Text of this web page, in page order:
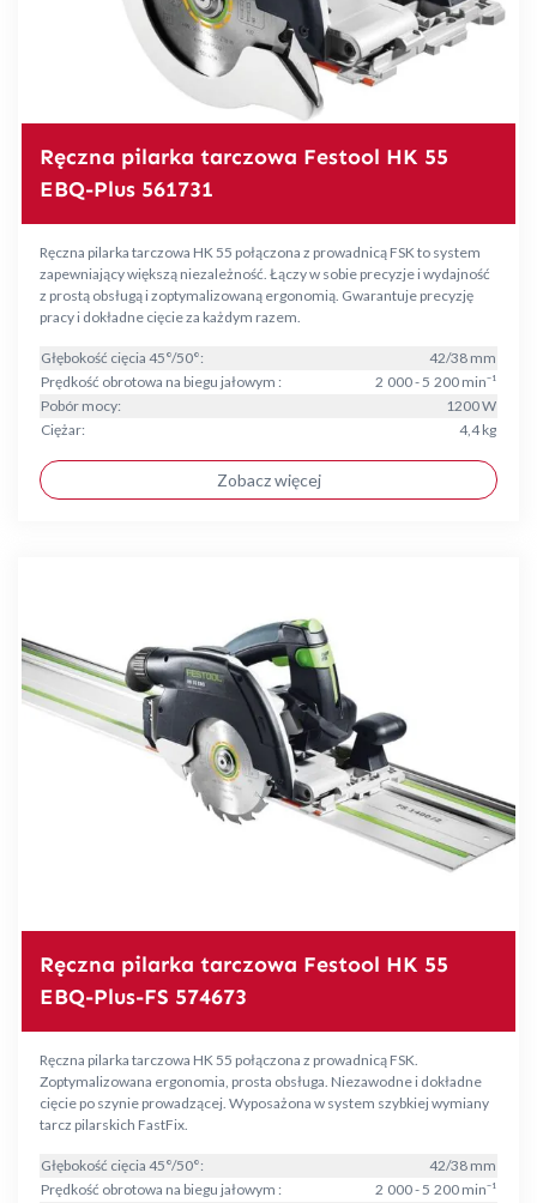
Ręczna pilarka tarczowa Festool HK 55
EBQ-Plus 561731
Ręczna pilarka tarczowa HK 55 połączona z prowadnicą FSK to system
zapewniający większą niezależność. Łączy w sobie precyzje i wydajność
z prostą obsługą i zoptymalizowaną ergonomią. Gwarantuje precyzję
pracy i dokładne cięcie za każdym razem.
Głębokość cięcia 45°/50°:
42/38 mm
Prędkość obrotowa na biegu jałowym :
2 000 - 5 200 min⁻¹
Pobór mocy:
1200 W
Ciężar:
4,4 kg
Zobacz więcej
Ręczna pilarka tarczowa Festool HK 55
EBQ-Plus-FS 574673
Ręczna pilarka tarczowa HK 55 połączona z prowadnicą FSK.
Zoptymalizowana ergonomia, prosta obsługa. Niezawodne i dokładne
cięcie po szynie prowadzącej. Wyposażona w system szybkiej wymiany
tarcz pilarskich FastFix.
Głębokość cięcia 45°/50°:
42/38 mm
Prędkość obrotowa na biegu jałowym :
2 000 - 5 200 min⁻¹